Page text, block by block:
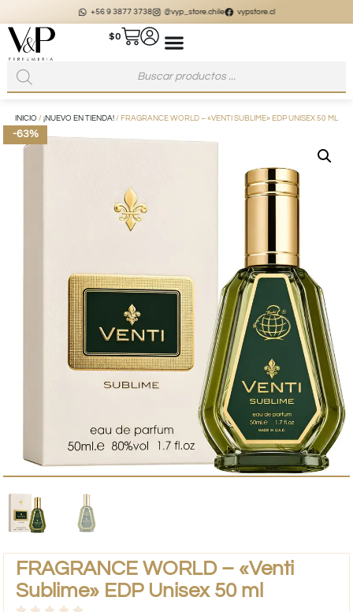
+56 9 3877 3738 @vyp_store.chile vypstore.cl
$0
INICIO / ¡NUEVO EN TIENDA! / FRAGRANCE WORLD – «VENTI SUBLIME» EDP UNISEX 50 ML
-63%
FRAGRANCE WORLD – «Venti
Sublime» EDP Unisex 50 ml